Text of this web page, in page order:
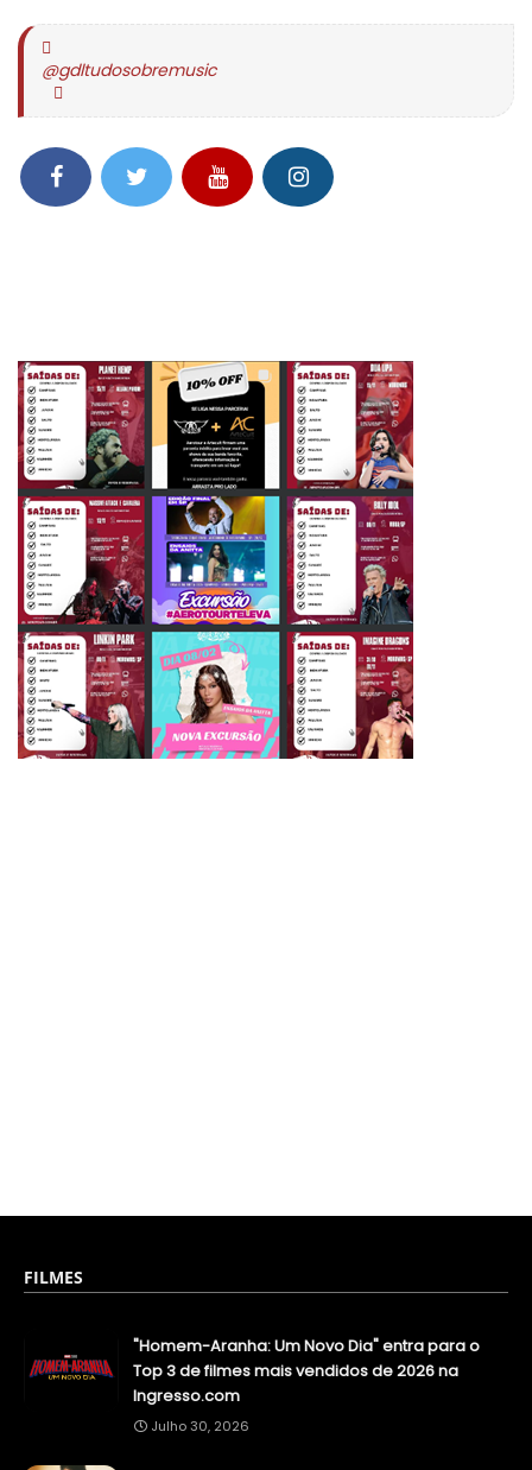
@gdltudosobremusic
FILMES
"Homem-Aranha: Um Novo Dia" entra para o
Top 3 de filmes mais vendidos de 2026 na
Ingresso.com
Julho 30, 2026